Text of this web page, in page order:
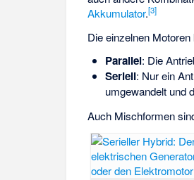
Akkumulator.[3]
Die einzelnen
Parallel: Die
Seriell: Nur ein
umgewandelt und
Auch Mischformen